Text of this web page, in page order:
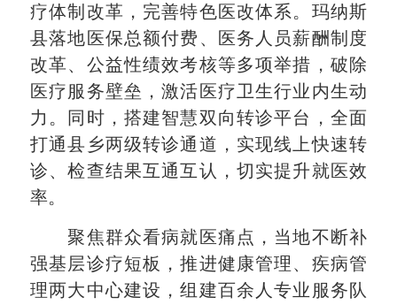
疗体制改革 ，完善特色医改体系。玛纳斯
县落地医保总额付费、医务人员薪酬制度
改革、公益性绩效考核等多项举措，破除
医疗服务壁垒，激活医疗卫生行业内生动
力。同时，搭建智慧双向转诊平台，全面
打通县乡两级转诊通道，实现线上快速转
诊、检查结果互通互认，切实提升就医效
率。
聚焦群众看病就医痛点，当地不断补
强基层诊疗短板，推进健康管理、疾病管
理两大中心建设，组建百余人专业服务队